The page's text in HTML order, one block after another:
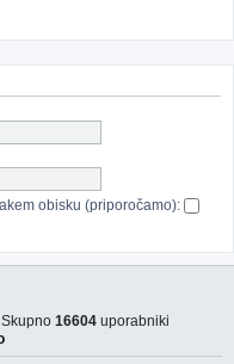
obisku (priporočamo):
Skupno 16604 uporabniki